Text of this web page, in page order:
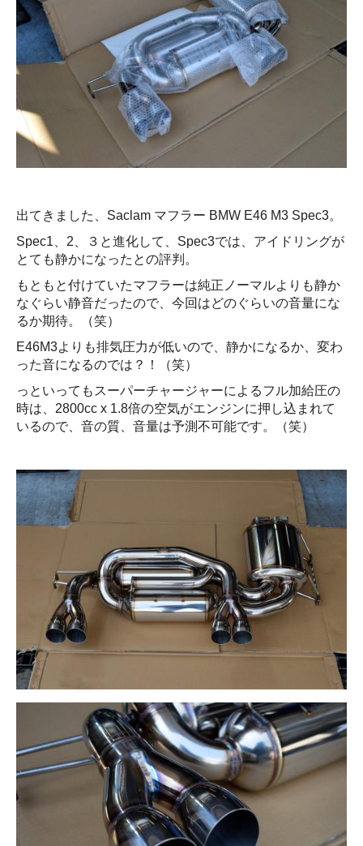
出てきました、Saclam マフラー BMW E46 M3 Spec3。
Spec1、2、３と進化して、Spec3では、アイドリングが
とても静かになったとの評判。
もともと付けていたマフラーは純正ノーマルよりも静か
なぐらい静音だったので、今回はどのぐらいの音量にな
るか期待。（笑）
E46M3よりも排気圧力が低いので、静かになるか、変わ
った音になるのでは？！（笑）
っといってもスーパーチャージャーによるフル加給圧の
時は、2800cc x 1.8倍の空気がエンジンに押し込まれて
いるので、音の質、音量は予測不可能です。（笑）